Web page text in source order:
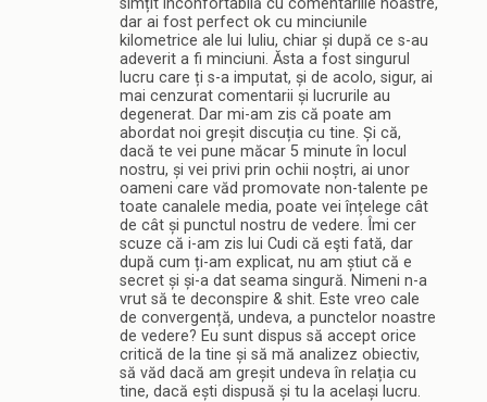
dar ai fost perfect ok cu minciunile
kilometrice ale lui Iuliu, chiar și după ce s-au
adeverit a fi minciuni. Ăsta a fost singurul
lucru care ți s-a imputat, și de acolo, sigur, ai
mai cenzurat comentarii și lucrurile au
degenerat. Dar mi-am zis că poate am
abordat noi greșit discuția cu tine. Și că,
dacă te vei pune măcar 5 minute în locul
nostru, și vei privi prin ochii noștri, ai unor
oameni care văd promovate non-talente pe
toate canalele media, poate vei înțelege cât
de cât și punctul nostru de vedere. Îmi cer
scuze că i-am zis lui Cudi că eşti fată, dar
după cum ți-am explicat, nu am știut că e
secret și și-a dat seama singură. Nimeni n-a
vrut să te deconspire & shit. Este vreo cale
de convergență, undeva, a punctelor noastre
de vedere? Eu sunt dispus să accept orice
critică de la tine și să mă analizez obiectiv,
să văd dacă am greșit undeva în relația cu
tine, dacă ești dispusă și tu la același lucru.